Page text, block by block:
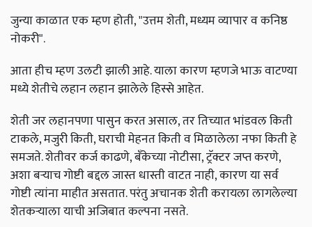
जुन्या काळात एक म्हण होती, "उत्तम शेती, मध्यम व्यापार व कनिष्ठ
नोकरी".
आता हीच म्हण उलटी झाली आहे. याला कारण म्हणजे भाऊ वाटण्या
मध्ये शेतीचे लहान लहान झालेले हिस्से आहेत.
शेती जर लहानपणा पासुन करत असाल, तर तिच्यात भांडवल किती
टाकले, मजुरी किती, घराची मेहनत किती व मिळालेला नफा किती हे
समजते. शेतीवर कर्ज काढणे, बँकेच्या नोटीसा, ट्रॅक्टर जप्त करणे,
अशा बऱ्याच गोष्टी बद्दल जास्त धास्ती वाटत नाही, कारण या सर्व
गोष्टी त्यांना माहीत असतात. परंतु अचानक शेती करायला लागलेल्या
शेतकऱ्याला याची अजिबात कल्पना नसते.